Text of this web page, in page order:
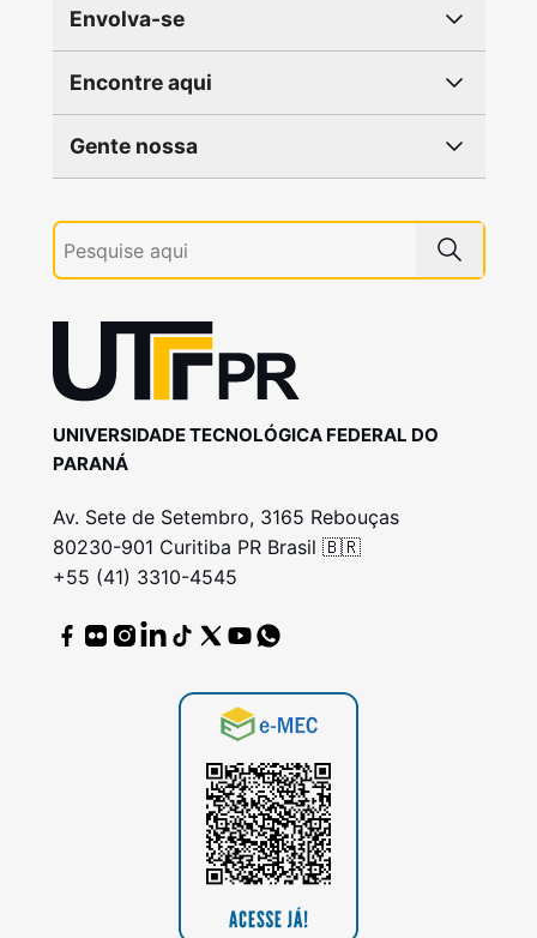
Envolva-se
Encontre aqui
Gente nossa
UNIVERSIDADE TECNOLÓGICA FEDERAL DO
PARANÁ
Av. Sete de Setembro, 3165 Rebouças
80230-901 Curitiba PR Brasil 🇧🇷
+55 (41) 3310-4545